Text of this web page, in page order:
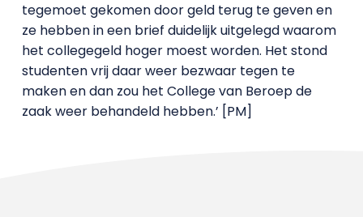
tegemoet gekomen door geld terug te geven en
ze hebben in een brief duidelijk uitgelegd waarom
het collegegeld hoger moest worden. Het stond
studenten vrij daar weer bezwaar tegen te
maken en dan zou het College van Beroep de
zaak weer behandeld hebben.’ [PM]